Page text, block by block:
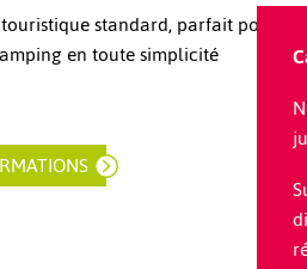
standard, parfait pour vos
en toute simplicité